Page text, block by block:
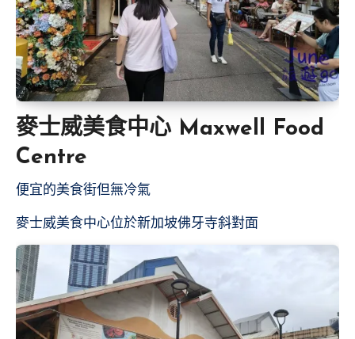
麥士威美食中心 Maxwell Food
Centre
便宜的美食街但無冷氣
麥士威美食中心位於新加坡佛牙寺斜對面